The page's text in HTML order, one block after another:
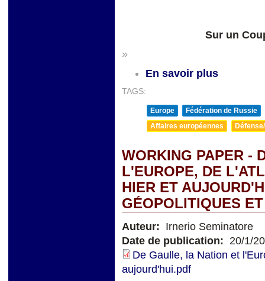
Sur un
»
En savoir plus
TAGS:
Europe
Fédération de Russie
Affaires européennes
WORKING PAPER -
L'EUROPE, DE
HIER ET
GÉOPOLITIQUES
Auteur: Irnerio Seminatore
Date de publication: 20/1/
De Gaulle, la Nation et
aujourd'hui.pdf